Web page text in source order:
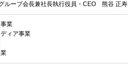
ループ会長兼社長執行役員・CEO 熊谷 正寿
業
ィア事業